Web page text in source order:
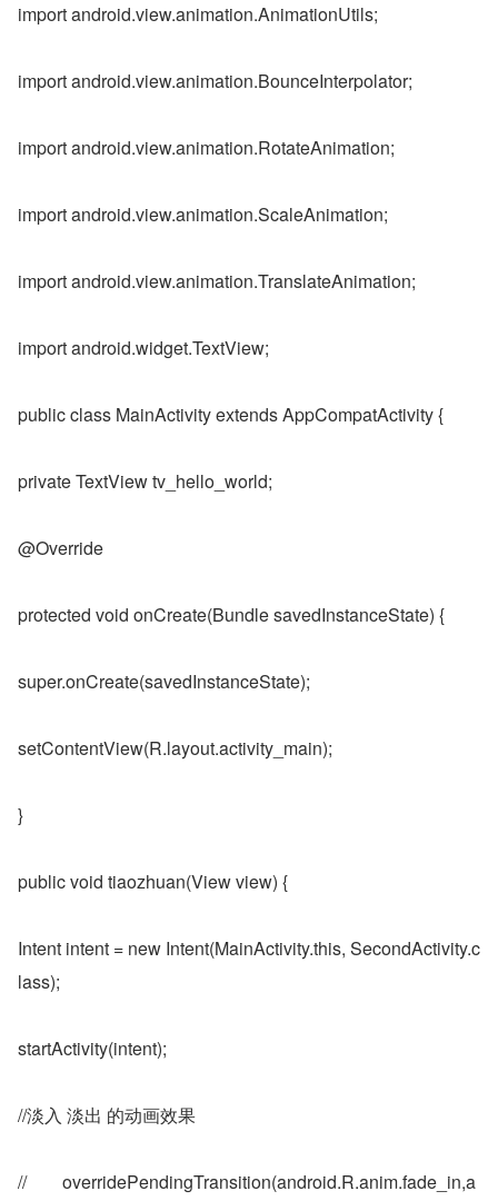
import android.view.animation.AnimationUtils;
import android.view.animation.BounceInterpolator;
import android.view.animation.RotateAnimation;
import android.view.animation.ScaleAnimation;
import android.view.animation.TranslateAnimation;
import android.widget.TextView;
public class MainActivity extends AppCompatActivity {
private TextView tv_hello_world;
@Override
protected void onCreate(Bundle savedInstanceState) {
super.onCreate(savedInstanceState);
setContentView(R.layout.activity_main);
}
public void tiaozhuan(View view) {
Intent intent = new Intent(MainActivity.this, SecondActivity.c
lass);
startActivity(intent);
//淡入 淡出 的动画效果
//        overridePendingTransition(android.R.anim.fade_in,a